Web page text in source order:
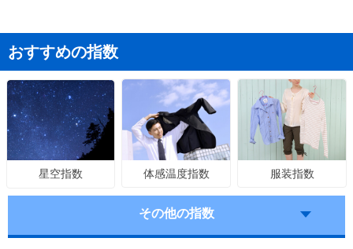
おすすめの指数
星空指数 体感温度指数 服装指数
その他の指数